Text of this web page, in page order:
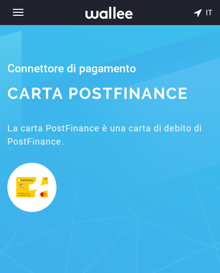
Toggle
navigation
IT
Connettore di pagamento
CARTA POSTFINANCE
La carta PostFinance è una carta di debito di
PostFinance.